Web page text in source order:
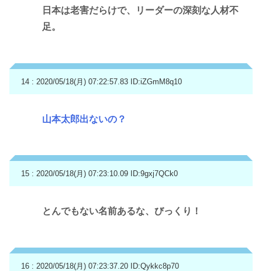
日本は老害だらけで、リーダーの深刻な人材不
足。
14 : 2020/05/18(月) 07:22:57.83 ID:iZGmM8q10
山本太郎出ないの？
15 : 2020/05/18(月) 07:23:10.09 ID:9gxj7QCk0
とんでもない名前あるな、びっくり！
16 : 2020/05/18(月) 07:23:37.20 ID:Qykkc8p70